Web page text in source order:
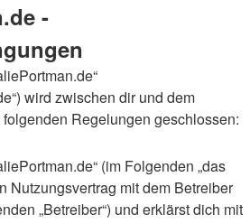
-
wird zwischen dir und dem
Regelungen geschlossen:
(im Folgenden „das
Nutzungsvertrag mit dem Betreiber
„Betreiber“) und erklärst dich mit